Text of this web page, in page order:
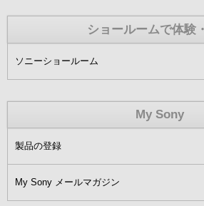
ショールームで体験
ソニーショールーム
My Sony
製品の登録
My Sony メールマガジン